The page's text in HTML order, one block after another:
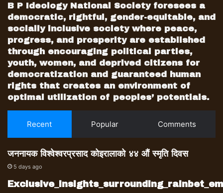
B P Ideology National Society foresees a
democratic, rightful, gender-equitable, and
socially inclusive society where peace,
progress, and prosperity are established
through encouraging political parties,
youth, women, and deprived citizens for
democratization and guaranteed human
rights that creates an environment of
optimal utilization of peoples’ potentials.
Recent Popular Comments
जननायक विश्वेश्वरप्रसाद कोइरालाको ४४ औं स्मृति दिवस
5 days ago